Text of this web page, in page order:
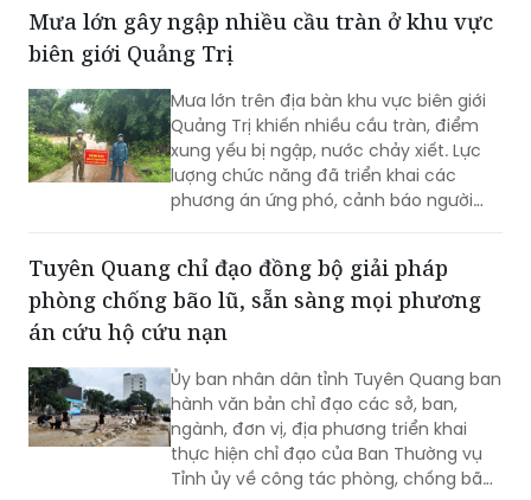
trang liệt sĩ Đông Hưng.
Mưa lớn trên địa bàn khu vực biên giới
Quảng Trị khiến nhiều cầu tràn, điểm
xung yếu bị ngập, nước chảy xiết. Lực
lượng chức năng đã triển khai các
phương án ứng phó, cảnh báo người
dân không đi vào khu vực nguy hiểm.
Tuyên Quang chỉ đạo đồng bộ giải pháp
án cứu hộ cứu nạn
Ủy ban nhân dân tỉnh Tuyên Quang ban
hành văn bản chỉ đạo các sở, ban,
ngành, đơn vị, địa phương triển khai
thực hiện chỉ đạo của Ban Thường vụ
Tỉnh ủy về công tác phòng, chống bão,
lũ, thiên tai cực đoan và biến đổi khí
hậu từ nay đến hết năm 2026.
Hơn 1.000 vận động viên tham gia giải chạy